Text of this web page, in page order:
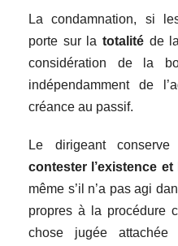
La condamnation, si
porte sur la totalité de
considération de la
indépendamment de
créance au passif.
Le dirigeant
contester l’existence
même s’il n’a pas agi
propres à la procédure
chose jugée